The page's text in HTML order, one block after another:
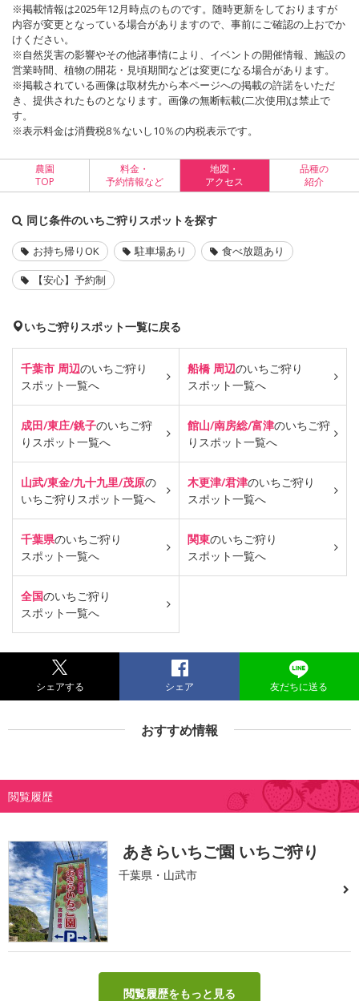
※掲載情報は2025年12月時点のものです。随時更新をしておりますが
内容が変更となっている場合がありますので、事前にご確認の上おでか
けください。
※自然災害の影響やその他諸事情により、イベントの開催情報、施設の
営業時間、植物の開花・見頃期間などは変更になる場合があります。
※掲載されている画像は取材先から本ページへの掲載の許諾をいただ
き、提供されたものとなります。画像の無断転載(二次使用)は禁止で
す。
※表示料金は消費税8％ないし10％の内税表示です。
農園
TOP
料金・
予約情報など
地図・
アクセス
品種の
紹介
同じ条件のいちご狩りスポットを探す
お持ち帰りOK 駐車場あり
食べ放題あり
【安心】予約制
いちご狩りスポット一覧に戻る
千葉市 周辺のいちご狩り
スポット一覧へ
船橋 周辺のいちご狩り
スポット一覧へ
成田/東庄/銚子のいちご狩
り スポット一覧へ
館山/南房総/富津のいちご狩
り スポット一覧へ
山武/東金/九十九里/茂原の
いちご狩り スポット一覧へ
木更津/君津のいちご狩り
スポット一覧へ
千葉県のいちご狩り
スポット一覧へ
関東のいちご狩り
スポット一覧へ
全国のいちご狩り
スポット一覧へ
シェアする シェア 友だちに送る
おすすめ情報
閲覧履歴
あきらいちご園 いちご狩り
千葉県・山武市
閲覧履歴をもっと見る